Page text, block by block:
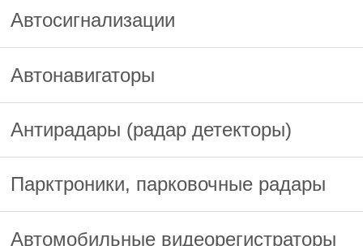
Автосигнализации
Автонавигаторы
Антирадары (радар детекторы)
Парктроники, парковочные радары
Автомобильные видеорегистраторы